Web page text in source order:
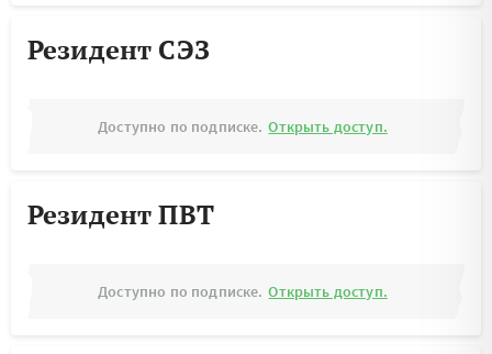
Резидент СЭЗ
Доступно по подписке. Открыть доступ.
Резидент ПВТ
Доступно по подписке. Открыть доступ.